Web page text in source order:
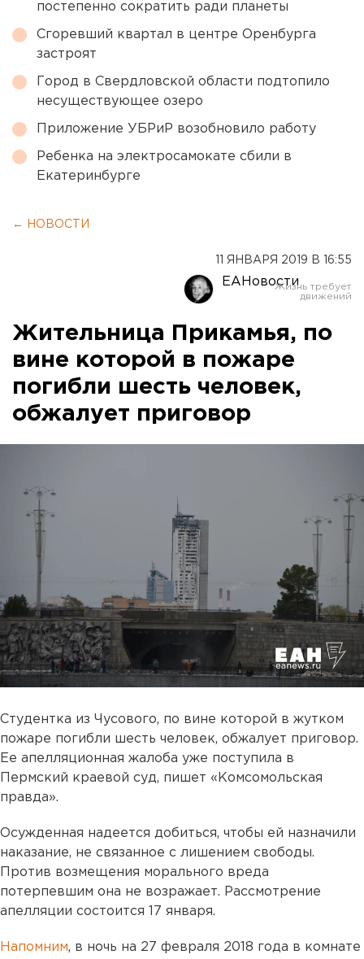
постепенно сократить ради планеты
Сгоревший квартал в центре Оренбурга
застроят
Город в Свердловской области подтопило
несуществующее озеро
Приложение УБРиР возобновило работу
Ребенка на электросамокате сбили в
Екатеринбурге
← НОВОСТИ
11 ЯНВАРЯ 2019 В 16:55
ЕАНовости
Жительница Прикамья, по
вине которой в пожаре
погибли шесть человек,
обжалует приговор
Студентка из Чусового, по вине которой в жутком
пожаре погибли шесть человек, обжалует приговор.
Ее апелляционная жалоба уже поступила в
Пермский краевой суд, пишет «Комсомольская
правда».
Осужденная надеется добиться, чтобы ей назначили
наказание, не связанное с лишением свободы.
Против возмещения морального вреда
потерпевшим она не возражает. Рассмотрение
апелляции состоится 17 января.
Напомним, в ночь на 27 февраля 2018 года в комнате